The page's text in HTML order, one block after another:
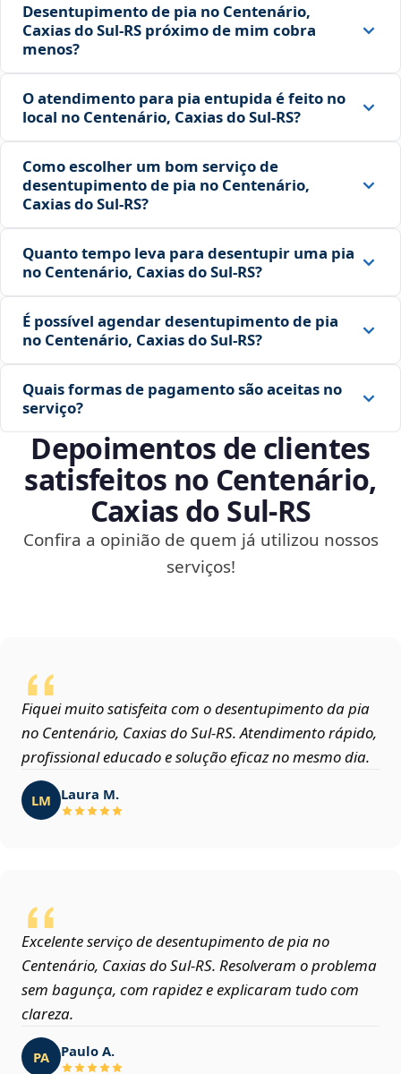
Desentupimento de pia no Centenário,
Caxias do Sul‑RS próximo de mim cobra
menos?
O atendimento para pia entupida é feito no
local no Centenário, Caxias do Sul‑RS?
Como escolher um bom serviço de
desentupimento de pia no Centenário,
Caxias do Sul‑RS?
Quanto tempo leva para desentupir uma pia
no Centenário, Caxias do Sul‑RS?
É possível agendar desentupimento de pia
no Centenário, Caxias do Sul‑RS?
Quais formas de pagamento são aceitas no
serviço?
Depoimentos de clientes
satisfeitos no Centenário,
Caxias do Sul‑RS
Confira a opinião de quem já utilizou nossos
serviços!
Fiquei muito satisfeita com o desentupimento da pia
no Centenário, Caxias do Sul‑RS. Atendimento rápido,
profissional educado e solução eficaz no mesmo dia.
LM Laura M.
Excelente serviço de desentupimento de pia no
Centenário, Caxias do Sul‑RS. Resolveram o problema
sem bagunça, com rapidez e explicaram tudo com
clareza.
PA Paulo A.